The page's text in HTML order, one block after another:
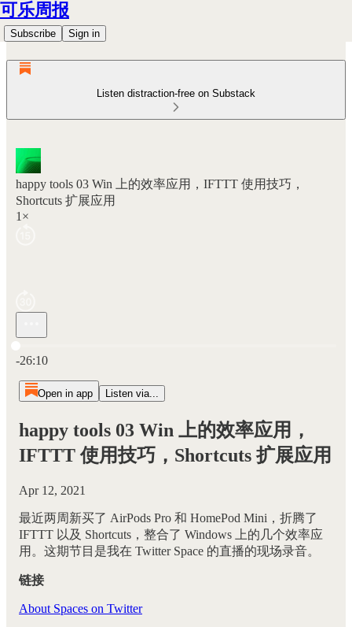
可乐周报
Subscribe Sign in
Listen distraction-free on Substack
happy tools 03 Win 上的效率应用，IFTTT 使用技巧，
Shortcuts 扩展应用
1×
-26:10
Open in app Listen via...
happy tools 03 Win 上的效率应用，
IFTTT 使用技巧，Shortcuts 扩展应用
Apr 12, 2021
最近两周新买了 AirPods Pro 和 HomePod Mini，折腾了
IFTTT 以及 Shortcuts，整合了 Windows 上的几个效率应
用。这期节目是我在 Twitter Space 的直播的现场录音。
链接
About Spaces on Twitter